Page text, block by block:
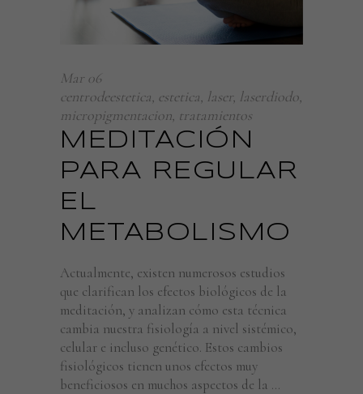
Mar 06
centrodeestetica, estetica, laser, laserdiodo,
micropigmentacion, tratamientos
MEDITACIÓN
PARA REGULAR
EL
METABOLISMO
Actualmente, existen numerosos estudios
que clarifican los efectos biológicos de la
meditación, y analizan cómo esta técnica
cambia nuestra fisiología a nivel sistémico,
celular e incluso genético. Estos cambios
fisiológicos tienen unos efectos muy
beneficiosos en muchos aspectos de la
Necesarias
Estas
son
opcionales.
Son
necesarias
funcione la
web.